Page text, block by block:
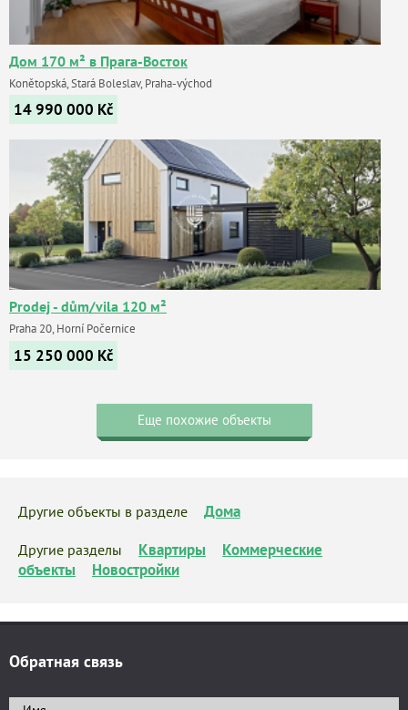
Дом 170 м² в Прага-Восток
Konětopská, Stará Boleslav, Praha-východ
14 990 000 Kč
Prodej - dům/vila 120 м²
Praha 20, Horní Počernice
15 250 000 Kč
Еще похожие объекты
Другие объекты в разделе Дома
Другие разделы Квартиры
Коммерческие
объекты
Новостройки
Обратная связь